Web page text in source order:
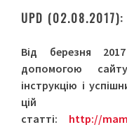
UPD
Від березня
допомогою
інструкцію і
цій
статті: http://